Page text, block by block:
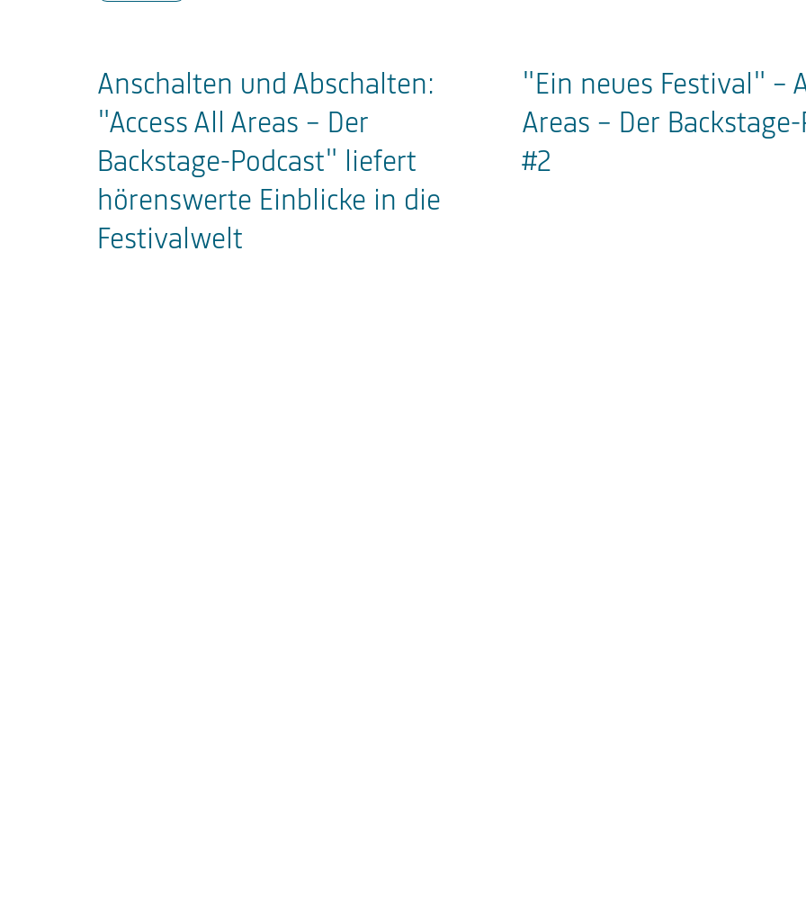
Anschalten und Abschalten:
"Access All Areas - Der
Backstage-Podcast" liefert
hörenswerte Einblicke in die
Festivalwelt
"Ein neues Festival" -
Areas - Der Backstage-
#2